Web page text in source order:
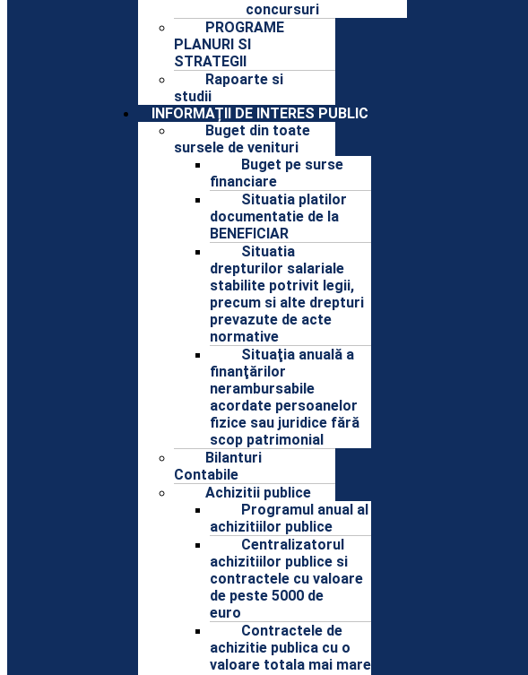
concursuri
PROGRAME
PLANURI SI
STRATEGII
Rapoarte si
studii
INFORMAȚII DE INTERES PUBLIC
Buget din toate
sursele de venituri
Buget pe surse
financiare
Situatia platilor
documentatie de la
BENEFICIAR
Situatia
drepturilor salariale
stabilite potrivit legii,
precum si alte drepturi
prevazute de acte
normative
Situaţia anuală a
finanţărilor
nerambursabile
acordate persoanelor
fizice sau juridice fără
scop patrimonial
Bilanturi
Contabile
Achizitii publice
Programul anual al
achizitiilor publice
Centralizatorul
achizitiilor publice si
contractele cu valoare
de peste 5000 de
euro
Contractele de
achizitie publica cu o
valoare totala mai mare